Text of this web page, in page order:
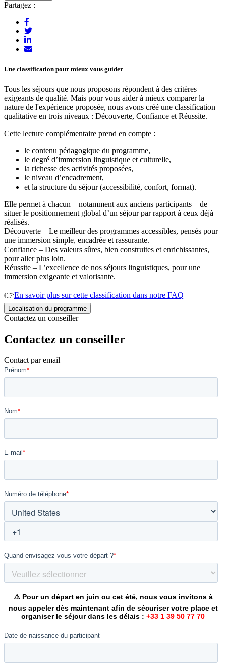
Partagez :
Une classification pour mieux vous guider
Tous les séjours que nous proposons répondent à des critères
exigeants de qualité. Mais pour vous aider à mieux comparer la
nature de l'expérience proposée, nous avons créé une classification
qualitative en trois niveaux : Découverte, Confiance et Réussite.
Cette lecture complémentaire prend en compte :
le contenu pédagogique du programme,
le degré d’immersion linguistique et culturelle,
la richesse des activités proposées,
le niveau d’encadrement,
et la structure du séjour (accessibilité, confort, format).
Elle permet à chacun – notamment aux anciens participants – de
situer le positionnement global d’un séjour par rapport à ceux déjà
réalisés.
Découverte – Le meilleur des programmes accessibles, pensés pour
une immersion simple, encadrée et rassurante.
Confiance – Des valeurs sûres, bien construites et enrichissantes,
pour aller plus loin.
Réussite – L’excellence de nos séjours linguistiques, pour une
immersion exigeante et valorisante.
👉En savoir plus sur cette classification dans notre FAQ
Localisation du programme
Contactez un conseiller
Contactez un conseiller
Contact par email